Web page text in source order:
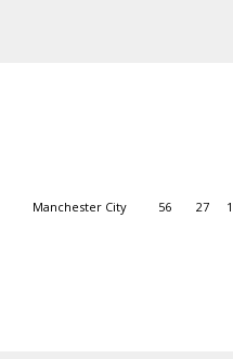
Manchester City 56 27